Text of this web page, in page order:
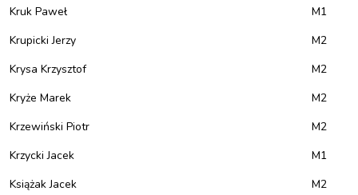
Kruk Paweł
M1
Krupicki Jerzy
M2
Krysa Krzysztof
M2
Kryże Marek
M2
Krzewiński Piotr
M2
Krzycki Jacek
M1
Książak Jacek
M2